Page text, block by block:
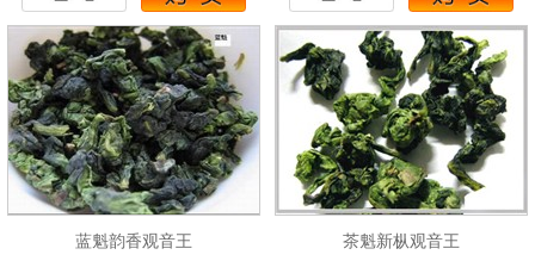
蓝魁韵香观音王 茶魁新枞观音王